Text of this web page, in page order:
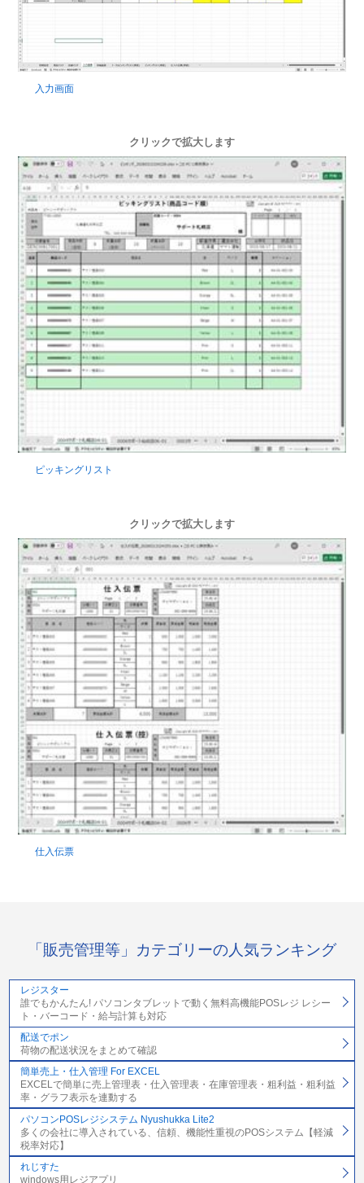
入力画面
クリックで拡大します
ピッキングリスト
クリックで拡大します
仕入伝票
「販売管理等」カテゴリーの人気ランキング
レジスター
誰でもかんたん! パソコンタブレットで動く無料高機能POSレジ レシー
ト・バーコード・給与計算も対応
配送でポン
荷物の配送状況をまとめて確認
簡単売上・仕入管理 For EXCEL
EXCELで簡単に売上管理表・仕入管理表・在庫管理表・粗利益・粗利益
率・グラフ表示を連動する
パソコンPOSレジシステム Nyushukka Lite2
多くの会社に導入されている、信頼、機能性重視のPOSシステム【軽減
税率対応】
れじすた
windows用レジアプリ